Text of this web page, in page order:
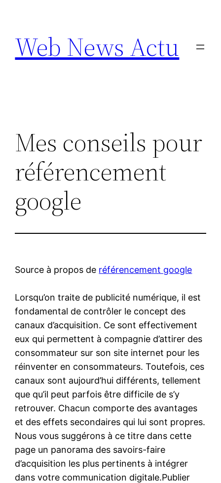
contenu
Web News Actu
Mes conseils pour
référencement
google
Source à propos de référencement google
Lorsqu’on traite de publicité numérique, il est
fondamental de contrôler le concept des
canaux d’acquisition. Ce sont effectivement
eux qui permettent à compagnie d’attirer des
consommateur sur son site internet pour les
réinventer en consommateurs. Toutefois, ces
canaux sont aujourd’hui différents, tellement
que qu’il peut parfois être difficile de s’y
retrouver. Chacun comporte des avantages
et des effets secondaires qui lui sont propres.
Nous vous suggérons à ce titre dans cette
page un panorama des savoirs-faire
d’acquisition les plus pertinents à intégrer
dans votre communication digitale.Publier